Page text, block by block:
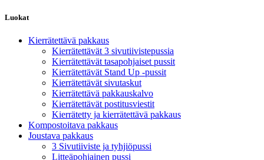
Luokat
Kierrätettävä pakkaus
Kierrätettävät 3 sivutiivistepussia
Kierrätettävät tasapohjaiset pussit
Kierrätettävät Stand Up -pussit
Kierrätettävät sivutaskut
Kierrätettävä pakkauskalvo
Kierrätettävät postitusviestit
Kierrätetty ja kierrätettävä pakkaus
Kompostoitava pakkaus
Joustava pakkaus
3 Sivutiiviste ja tyhjiöpussi
Litteäpohjainen pussi